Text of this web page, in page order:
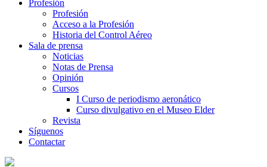
Profesión
Profesión
Acceso a la Profesión
Historia del Control Aéreo
Sala de prensa
Noticias
Notas de Prensa
Opinión
Cursos
I Curso de periodismo aeronático
Curso divulgativo en el Museo Elder
Revista
Síguenos
Contactar